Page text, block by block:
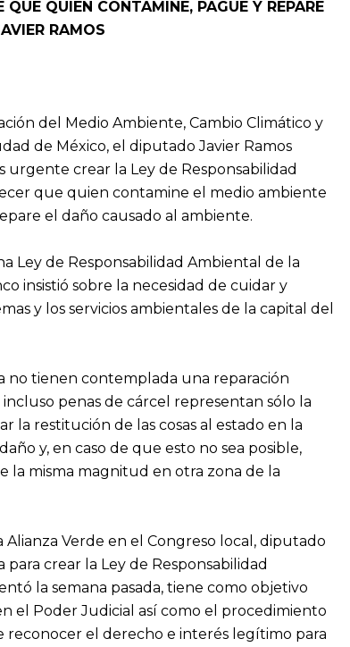
QUIEN CONTAMINE, PAGUE Y REPARE
RAMOS
del Medio Ambiente, Cambio Climático y
de México, el diputado Javier Ramos
urgente crear la Ley de Responsabilidad
que quien contamine el medio ambiente
el daño causado al ambiente.
Ley de Responsabilidad Ambiental de la
insistió sobre la necesidad de cuidar y
y los servicios ambientales de la capital del
no tienen contemplada una reparación
penas de cárcel representan sólo la
la restitución de las cosas al estado en la
y, en caso de que esto no sea posible,
la misma magnitud en otra zona de la
Verde en el Congreso local, diputado
crear la Ley de Responsabilidad
la semana pasada, tiene como objetivo
el Poder Judicial así como el procedimiento
reconocer el derecho e interés legítimo para